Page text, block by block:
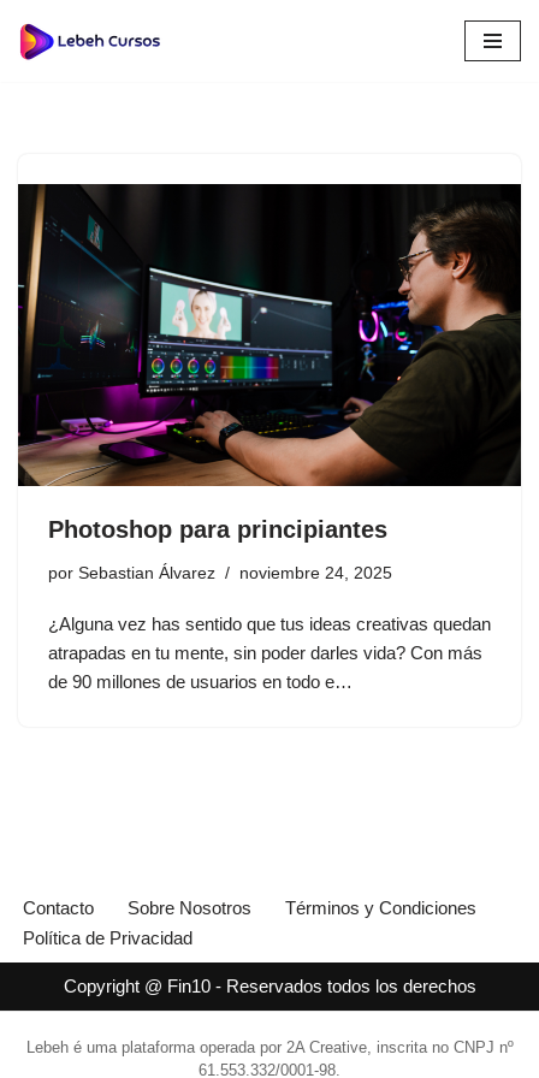
Saltar
Photoshop para principiantes
por Sebastian Álvarez noviembre 24, 2025
¿Alguna vez has sentido que tus ideas creativas quedan
atrapadas en tu mente, sin poder darles vida? Con más
de 90 millones de usuarios en todo e…
Contacto Sobre Nosotros
Términos y Condiciones
Política de Privacidad
Copyright @ Fin10 - Reservados todos los derechos
Lebeh é uma plataforma operada por 2A Creative, inscrita no CNPJ nº
61.553.332/0001-98.